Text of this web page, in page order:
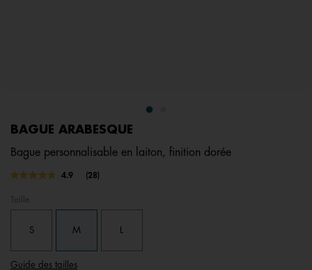
BAGUE ARABESQUE
Bague personnalisable en laiton, finition dorée
4,3 out of 5 Customer Rating
4.9
Lire
Lien
(28)
Taille
S M
Guide des tailles